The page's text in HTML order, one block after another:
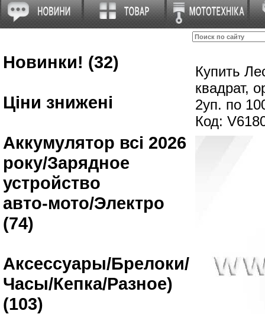
Новинки! (32)
Ціни знижені
Аккумулятор всі 2026
року/Зарядное
устройство
авто-мото/Электро
(74)
Аксессуары/Брелоки/
Часы/Кепка/Разное)
(103)
Купить
квадрат,
2уп. по
Код: